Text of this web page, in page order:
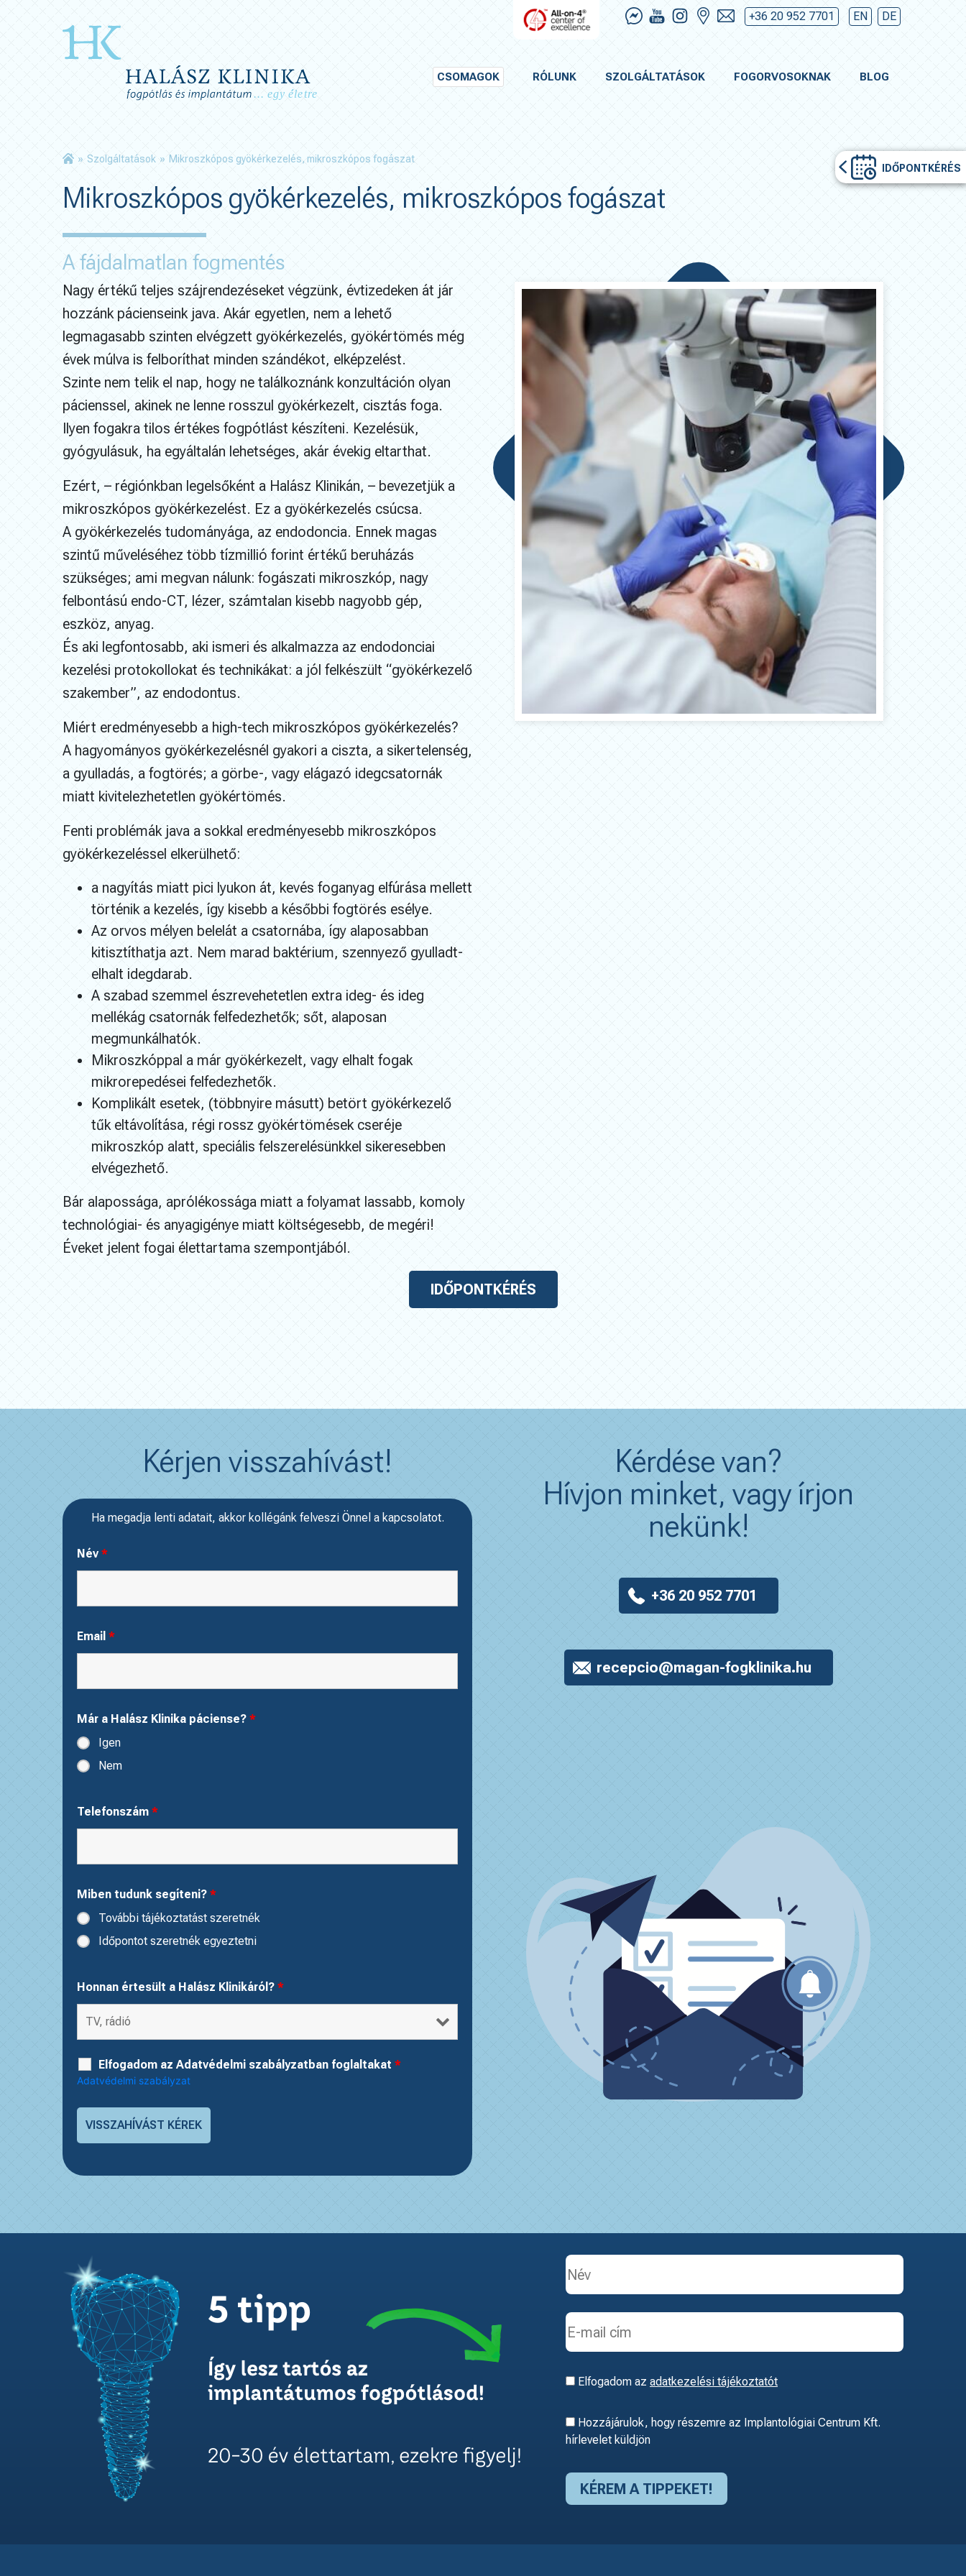
+36 20 952 7701 EN DE
CSOMAGOK RÓLUNK SZOLGÁLTATÁSOK FOGORVOSOKNAK BLOG
IDŐPONTKÉRÉS
» Szolgáltatások » Mikroszkópos gyökérkezelés, mikroszkópos fogászat
Mikroszkópos gyökérkezelés, mikroszkópos fogászat
A fájdalmatlan fogmentés
Nagy értékű teljes szájrendezéseket végzünk, évtizedeken át jár
hozzánk pácienseink java. Akár egyetlen, nem a lehető
legmagasabb szinten elvégzett gyökérkezelés, gyökértömés még
évek múlva is felboríthat minden szándékot, elképzelést.
Szinte nem telik el nap, hogy ne találkoznánk konzultáción olyan
pácienssel, akinek ne lenne rosszul gyökérkezelt, cisztás foga.
Ilyen fogakra tilos értékes fogpótlást készíteni. Kezelésük,
gyógyulásuk, ha egyáltalán lehetséges, akár évekig eltarthat.
Ezért, – régiónkban legelsőként a Halász Klinikán, – bevezetjük a
mikroszkópos gyökérkezelést. Ez a gyökérkezelés csúcsa.
A gyökérkezelés tudományága, az endodoncia. Ennek magas
szintű műveléséhez több tízmillió forint értékű beruházás
szükséges; ami megvan nálunk: fogászati mikroszkóp, nagy
felbontású endo-CT, lézer, számtalan kisebb nagyobb gép,
eszköz, anyag.
És aki legfontosabb, aki ismeri és alkalmazza az endodonciai
kezelési protokollokat és technikákat: a jól felkészült “gyökérkezelő
szakember”, az endodontus.
Miért eredményesebb a high-tech mikroszkópos gyökérkezelés?
A hagyományos gyökérkezelésnél gyakori a ciszta, a sikertelenség,
a gyulladás, a fogtörés; a görbe-, vagy elágazó idegcsatornák
miatt kivitelezhetetlen gyökértömés.
Fenti problémák java a sokkal eredményesebb mikroszkópos
gyökérkezeléssel elkerülhető:
a nagyítás miatt pici lyukon át, kevés foganyag elfúrása mellett
történik a kezelés, így kisebb a későbbi fogtörés esélye.
Az orvos mélyen belelát a csatornába, így alaposabban
kitisztíthatja azt. Nem marad baktérium, szennyező gyulladt-
elhalt idegdarab.
A szabad szemmel észrevehetetlen extra ideg- és ideg
mellékág csatornák felfedezhetők; sőt, alaposan
megmunkálhatók.
Mikroszkóppal a már gyökérkezelt, vagy elhalt fogak
mikrorepedései felfedezhetők.
Komplikált esetek, (többnyire másutt) betört gyökérkezelő
tűk eltávolítása, régi rossz gyökértömések cseréje
mikroszkóp alatt, speciális felszerelésünkkel sikeresebben
elvégezhető.
Bár alapossága, aprólékossága miatt a folyamat lassabb, komoly
technológiai- és anyagigénye miatt költségesebb, de megéri!
Éveket jelent fogai élettartama szempontjából.
IDŐPONTKÉRÉS
Kérjen visszahívást!
Ha megadja lenti adatait, akkor kollégánk felveszi Önnel a kapcsolatot.
Név *
Email *
Már a Halász Klinika páciense? *
Igen
Nem
Telefonszám *
Miben tudunk segíteni? *
További tájékoztatást szeretnék
Időpontot szeretnék egyeztetni
Honnan értesült a Halász Klinikáról? *
Elfogadom az Adatvédelmi szabályzatban foglaltakat *
Adatvédelmi szabályzat
Kérdése van?
Hívjon minket, vagy írjon
nekünk!
+36 20 952 7701
recepcio@magan-fogklinika.hu
Elfogadom az adatkezelési tájékoztatót
Hozzájárulok, hogy részemre az Implantológiai Centrum Kft.
hírlevelet küldjön